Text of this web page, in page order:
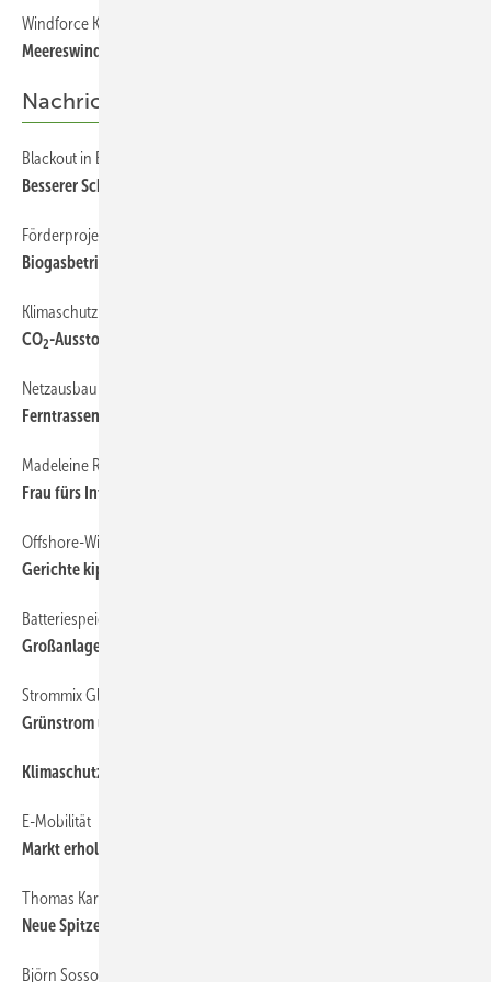
Windforce Konferenz
Meereswindkraft unter der Lupe
Nachrichten
Blackout in Berlin
Besserer Schutz fürs Netz
Förderprojekt für Flexible Kraftwerke
Biogasbetriebe für Wärmenetze
Klimaschutz in Deutschland
CO2-Ausstoß kaum noch weniger
Netzausbau
Ferntrassengenehmigung im Plan
Madeleine Roßberg
Frau fürs Internationale
Offshore-Windparks USA
Gerichte kippen Trumps Erlasse
Batteriespeicher-Boom
Großanlagen treiben Wachstum - Rückgang bei Heimspeichern
Strommix Global und in der EU
Grünstrom übernimmt Führung
Klimaschutz ohne Banker
E-Mobilität
Markt erholt sich 2025
Thomas Karle
Neue Spitze für Biogasverband
Björn Sossong